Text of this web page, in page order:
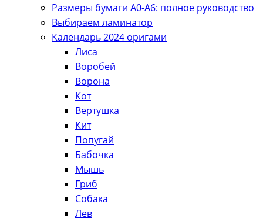
Размеры бумаги А0-А6: полное руководство
Выбираем ламинатор
Календарь 2024 оригами
Лиса
Воробей
Ворона
Кот
Вертушка
Кит
Попугай
Бабочка
Мышь
Гриб
Собака
Лев